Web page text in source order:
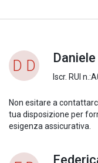
D D
Iscr. RUI
Non esitare a
tua disposizione per
esigenza assicurativa.